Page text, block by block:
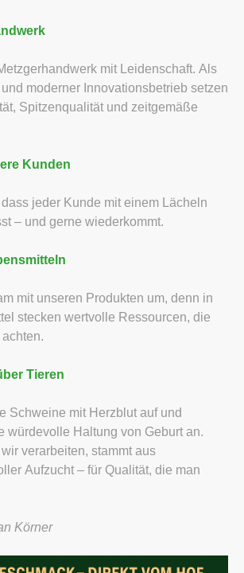
mit Leidenschaft. Als
moderner Innovationsbetrieb setzen
Spitzenqualität und zeitgemäße
Kunden
jeder Kunde mit einem Lächeln
– und gerne wiederkommt.
mit unseren Produkten um, denn in
stecken wertvolle Ressourcen, die
Tieren
Schweine mit Herzblut auf und
würdevolle Haltung von Geburt an.
verarbeiten, stammt aus
Aufzucht – für Qualität, die man
Körner